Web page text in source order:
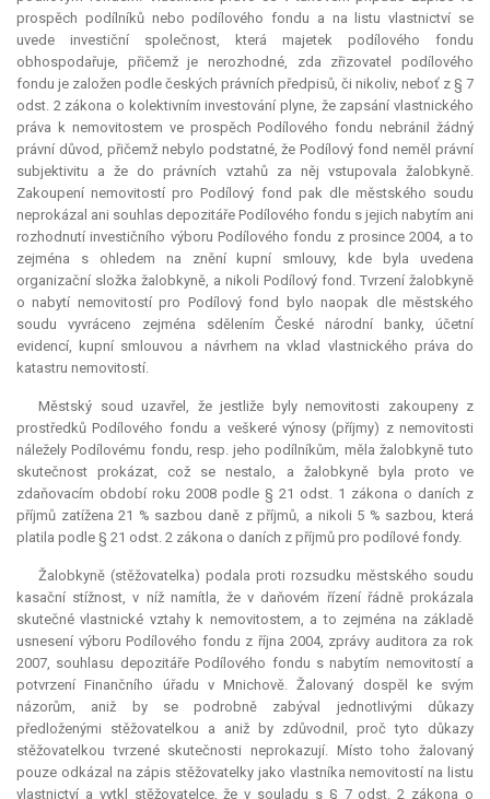
prospěch podílníků nebo podílového fondu a na listu vlastnictví se
uvede investiční společnost, která majetek podílového fondu
obhospodařuje, přičemž je nerozhodné, zda zřizovatel podílového
fondu je založen podle českých právních předpisů, či nikoliv, neboť z § 7
odst. 2 zákona o kolektivním investování plyne, že zapsání vlastnického
práva k nemovitostem ve prospěch Podílového fondu nebránil žádný
právní důvod, přičemž nebylo podstatné, že Podílový fond neměl právní
subjektivitu a že do právních vztahů za něj vstupovala žalobkyně.
Zakoupení nemovitostí pro Podílový fond pak dle městského soudu
neprokázal ani souhlas depozitáře Podílového fondu s jejich nabytím ani
rozhodnutí investičního výboru Podílového fondu z prosince 2004, a to
zejména s ohledem na znění kupní smlouvy, kde byla uvedena
organizační složka žalobkyně, a nikoli Podílový fond. Tvrzení žalobkyně
o nabytí nemovitostí pro Podílový fond bylo naopak dle městského
soudu vyvráceno zejména sdělením České národní banky, účetní
evidencí, kupní smlouvou a návrhem na vklad vlastnického práva do
katastru nemovitostí.
Městský soud uzavřel, že jestliže byly nemovitosti zakoupeny z
prostředků Podílového fondu a veškeré výnosy (příjmy) z nemovitosti
náležely Podílovému fondu, resp. jeho podílníkům, měla žalobkyně tuto
skutečnost prokázat, což se nestalo, a žalobkyně byla proto ve
zdaňovacím období roku 2008 podle § 21 odst. 1 zákona o daních z
příjmů zatížena 21 % sazbou daně z příjmů, a nikoli 5 % sazbou, která
platila podle § 21 odst. 2 zákona o daních z příjmů pro podílové fondy.
Žalobkyně (stěžovatelka) podala proti rozsudku městského soudu
kasační stížnost, v níž namítla, že v daňovém řízení řádně prokázala
skutečné vlastnické vztahy k nemovitostem, a to zejména na základě
usnesení výboru Podílového fondu z října 2004, zprávy auditora za rok
2007, souhlasu depozitáře Podílového fondu s nabytím nemovitostí a
potvrzení Finančního úřadu v Mnichově. Žalovaný dospěl ke svým
názorům, aniž by se podrobně zabýval jednotlivými důkazy
předloženými stěžovatelkou a aniž by zdůvodnil, proč tyto důkazy
stěžovatelkou tvrzené skutečnosti neprokazují. Místo toho žalovaný
pouze odkázal na zápis stěžovatelky jako vlastníka nemovitostí na listu
vlastnictví a vytkl stěžovatelce, že v souladu s § 7 odst. 2 zákona o